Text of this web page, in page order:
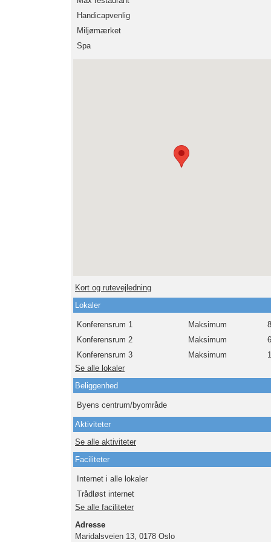
Handicapvenlig
Miljømærket
Spa
Kort og rutevejledning
Lokaler
Konferensrum 1 Maksimum
Konferensrum 2
Maksimum
Konferensrum 3
Maksimum
Se alle lokaler
Beliggenhed
Byens centrum/byområde
Aktiviteter
Se alle aktiviteter
Faciliteter
Internet i alle lokaler
Trådløst internet
Se alle faciliteter
Adresse
Maridalsveien 13, 0178 Oslo